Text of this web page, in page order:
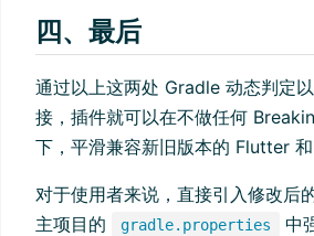
四、最后
通过以上这两处 Gradle 动态判定
接，插件就可以在不做任何
下，平滑兼容新旧版本的 Flutter 和
对于使用者来说，直接引入修改后
主项目的
gradle.properties 中